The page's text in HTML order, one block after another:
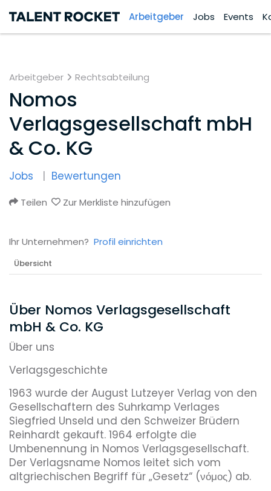
Arbeitgeber Jobs Events
Arbeitgeber Rechtsabteilung
Nomos
Verlagsgesellschaft mbH
& Co. KG
Jobs Bewertungen
Teilen Zur Merkliste hinzufügen
Ihr Unternehmen? Profil einrichten
Übersicht
Über Nomos Verlagsgesellschaft
mbH & Co. KG
Über uns
Verlagsgeschichte
1963 wurde der August Lutzeyer Verlag von den
Gesellschaftern des Suhrkamp Verlages
Siegfried Unseld und den Schweizer Brüdern
Reinhardt gekauft. 1964 erfolgte die
Umbenennung in Nomos Verlagsgesellschaft.
Der Verlagsname Nomos leitet sich vom
altgriechischen Begriff für „Gesetz“ (νόμος) ab.